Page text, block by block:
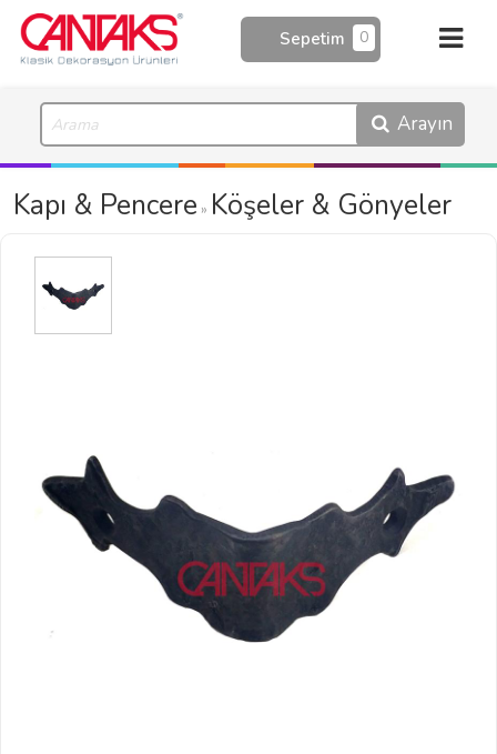
0
Sepetim
Arayın
Kapı & Pencere » Köşeler & Gönyeler